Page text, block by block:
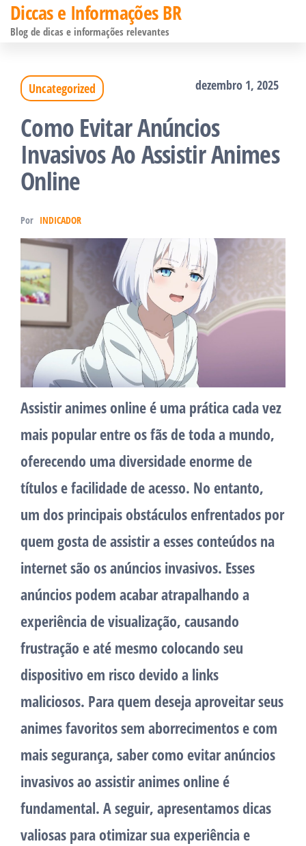
Pular
para
conteúdo
Diccas e Informações BR
Blog de dicas e informações relevantes
Uncategorized dezembro 1, 2025
Como Evitar Anúncios
Invasivos Ao Assistir Animes
Online
Por INDICADOR
Assistir animes online é uma prática cada vez
mais popular entre os fãs de toda a mundo,
oferecendo uma diversidade enorme de
títulos e facilidade de acesso. No entanto,
um dos principais obstáculos enfrentados por
quem gosta de assistir a esses conteúdos na
internet são os anúncios invasivos. Esses
anúncios podem acabar atrapalhando a
experiência de visualização, causando
frustração e até mesmo colocando seu
dispositivo em risco devido a links
maliciosos. Para quem deseja aproveitar seus
animes favoritos sem aborrecimentos e com
mais segurança, saber como evitar anúncios
invasivos ao assistir animes online é
fundamental. A seguir, apresentamos dicas
valiosas para otimizar sua experiência e